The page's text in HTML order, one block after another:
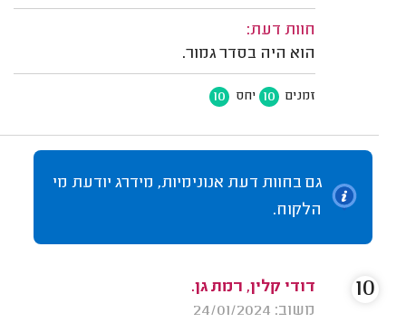
חוות דעת:
הוא היה בסדר גמור.
זמנים 10 יחס 10
גם בחוות דעת אנונימיות, מידרג יודעת מי
הלקוח.
דודי קלין, רמת גן.
משוב: 24/01/2024
10